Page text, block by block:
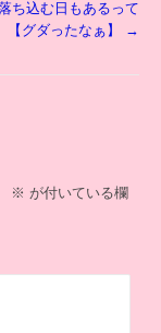
ち込む日もあるって
グダったなぁ】
→
※ が付いている欄